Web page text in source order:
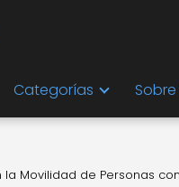
Categorías
la Movilidad de Personas